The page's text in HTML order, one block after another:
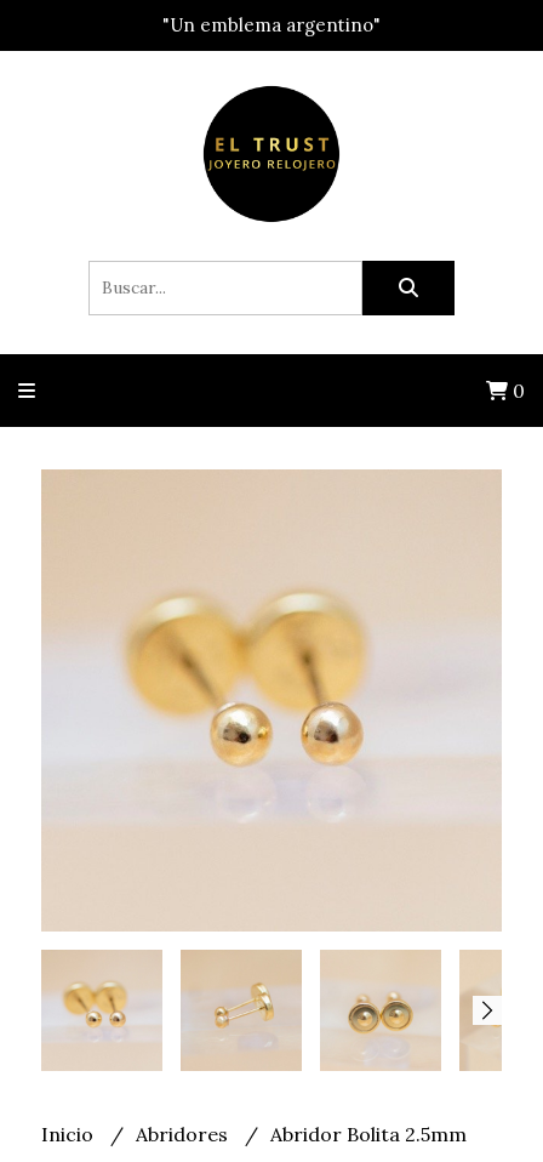
"Un emblema argentino"
0
Inicio Abridores Abridor Bolita 2.5mm